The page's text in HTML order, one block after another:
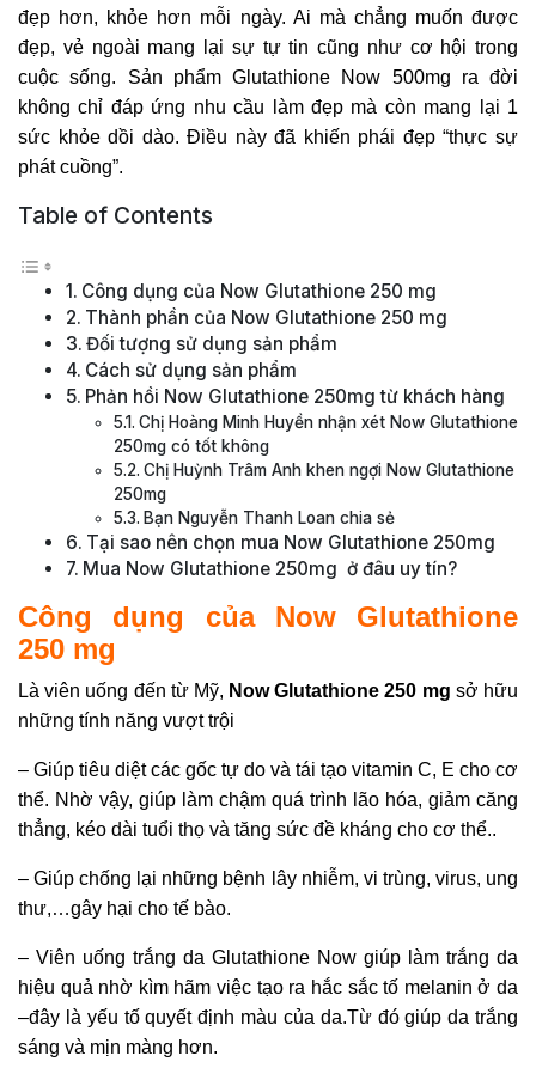
đẹp hơn, khỏe hơn mỗi ngày. Ai mà chẳng muốn được
đẹp, vẻ ngoài mang lại sự tự tin cũng như cơ hội trong
cuộc sống. Sản phẩm Glutathione Now 500mg ra đời
không chỉ đáp ứng nhu cầu làm đẹp mà còn mang lại 1
sức khỏe dồi dào. Điều này đã khiến phái đẹp “thực sự
phát cuồng”.
Table of Contents
Công dụng của Now Glutathione 250 mg
Thành phần của Now Glutathione 250 mg
Đối tượng sử dụng sản phẩm
Cách sử dụng sản phẩm
Phản hồi Now Glutathione 250mg từ khách hàng
Chị Hoàng Minh Huyền nhận xét Now Glutathione
250mg có tốt không
Chị Huỳnh Trâm Anh khen ngợi Now Glutathione
250mg
Bạn Nguyễn Thanh Loan chia sẻ
Tại sao nên chọn mua Now Glutathione 250mg
Mua Now Glutathione 250mg ở đâu uy tín?
Công dụng của Now Glutathione
250 mg
Là viên uống đến từ Mỹ, Now Glutathione 250 mg sở hữu
những tính năng vượt trội
– Giúp tiêu diệt các gốc tự do và tái tạo vitamin C, E cho cơ
thể. Nhờ vậy, giúp làm chậm quá trình lão hóa, giảm căng
thẳng, kéo dài tuổi thọ và tăng sức đề kháng cho cơ thể..
– Giúp chống lại những bệnh lây nhiễm, vi trùng, virus, ung
thư,…gây hại cho tế bào.
– Viên uống trắng da Glutathione Now giúp làm trắng da
hiệu quả nhờ kìm hãm việc tạo ra hắc sắc tố melanin ở da
–đây là yếu tố quyết định màu của da.Từ đó giúp da trắng
sáng và mịn màng hơn.